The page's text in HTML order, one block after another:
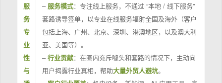
服
务
专
业
性
与
– 服务模式：专注线上服务，不通过 “本地 / 线下服务”
套路诱导签单，以专业在线服务辐射全国及海外（客户
包括上海、广州、北京、深圳、港澳地区，以及澳大利
亚、美国等）。
–行业贡献：在圈内充斥噱头和套路的情况下，主动向
用户揭露行业真相，帮助大量外贸人避坑。